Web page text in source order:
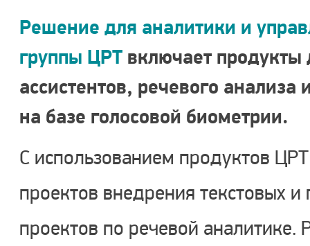
Решение для аналитики и
группы ЦРТвключает продукты
ассистентов, речевого
на базе голосовой биометрии.
С использованием продуктов
проектов внедрения текстовых
проектов по речевой